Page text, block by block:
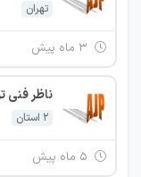
تهران
ناظر فنی
2 استان